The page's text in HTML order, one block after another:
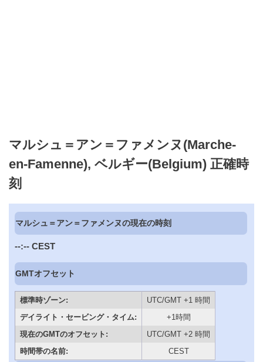
マルシュ＝アン＝ファメンヌ(Marche-
en-Famenne), ベルギー(Belgium) 正確時
刻
マルシュ＝アン＝ファメンヌの現在の時刻
--:-- CEST
GMTオフセット
標準時ゾーン:
UTC/GMT +1 時間
デイライト・セービング・タイム:
+1時間
現在のGMTのオフセット:
UTC/GMT +2 時間
時間帯の名前:
CEST